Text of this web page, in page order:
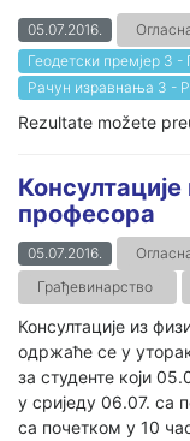
05.07.2016.
Геодетски премјер 3 -
Рачун изравнања 3 -
Rezultate možete
професора
05.07.2016.
Грађевинарство
Консултације из
одржаће се у
за студенте који
у сриједу 06.07. са
са почетком у 10